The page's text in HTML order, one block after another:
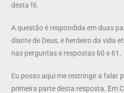
desta fé.
A questão é respondida em duas
diante de Deus, e herdeiro da vida
nas perguntas e respostas 60 e 61.
Eu posso aqui me restringir a falar
primeira parte desta resposta. Em